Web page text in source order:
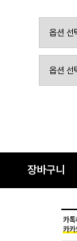
장바구니